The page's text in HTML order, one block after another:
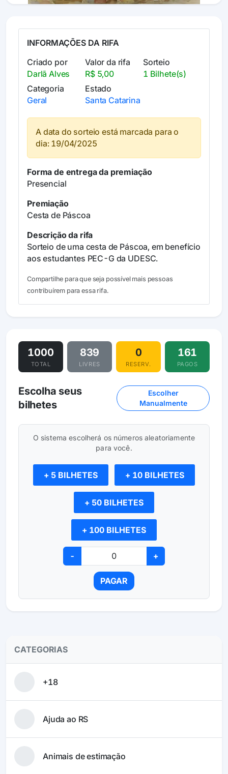
INFORMAÇÕES DA RIFA
Criado por
Darlã Alves
Valor da rifa
R$ 5,00
Sorteio
1 Bilhete(s)
Categoria
Geral
Estado
Santa Catarina
A data do sorteio está marcada para o
dia: 19/04/2025
Forma de entrega da premiação
Presencial
Premiação
Cesta de Páscoa
Descrição da rifa
Sorteio de uma cesta de Páscoa, em benefício
aos estudantes PEC-G da UDESC.
Compartilhe para que seja possível mais pessoas
contribuírem para essa rifa.
1000
TOTAL
839
LIVRES
0
RESERV.
161
PAGOS
Escolha seus
bilhetes
Escolher
Manualmente
O sistema escolherá os números aleatoriamente
para você.
+ 5 BILHETES + 10 BILHETES
+ 50 BILHETES
+ 100 BILHETES
- +
PAGAR
CATEGORIAS
+18
Ajuda ao RS
Animais de estimação